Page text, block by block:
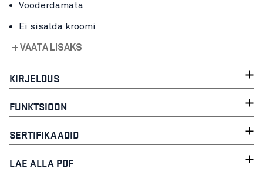
Vooderdamata
Ei sisalda kroomi
+ VAATA LISAKS
KIRJELDUS
FUNKTSIOON
SERTIFIKAADID
LAE ALLA PDF